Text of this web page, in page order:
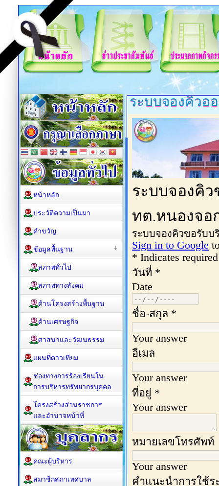
ระบบจองคิวอ
หน้าหลัก
ประวัติความเป็นมา
คำขวัญ
ข้อมูลพื้นฐาน
สภาพทั่วไป
สภาพทางสังคม
ด้านโครงสร้างพื้นฐาน
ด้านเศรษฐกิจ
ศาสนาและวัฒนธรรม
แผนที่ดาวเทียม
ช่องทางการร้องเรียนใน
การบริหารทรัพยากรบุคคล
โครงสร้างส่วนราชการ
และอำนาจหน้าที่
คณะผู้บริหาร
สมาชิกสภาเทศบาล